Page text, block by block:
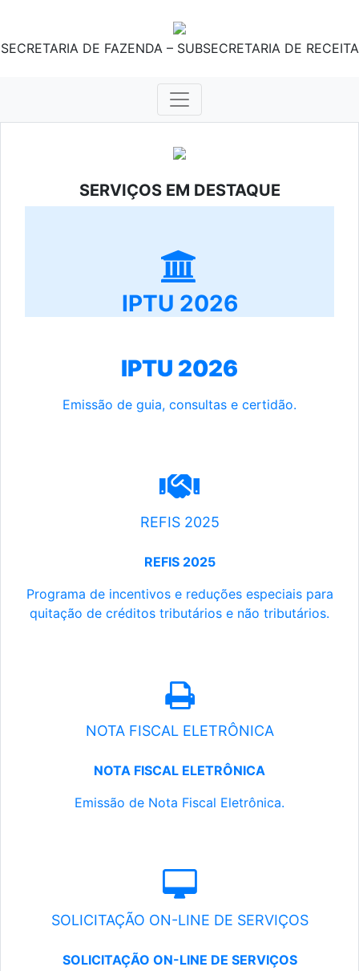
SECRETARIA DE FAZENDA – SUBSECRETARIA DE RECEITA
SERVIÇOS EM DESTAQUE
IPTU 2026
IPTU 2026
Emissão de guia, consultas e certidão.
REFIS 2025
REFIS 2025
Programa de incentivos e reduções especiais para
quitação de créditos tributários e não tributários.
NOTA FISCAL ELETRÔNICA
NOTA FISCAL ELETRÔNICA
Emissão de Nota Fiscal Eletrônica.
SOLICITAÇÃO ON-LINE DE SERVIÇOS
SOLICITAÇÃO ON-LINE DE SERVIÇOS